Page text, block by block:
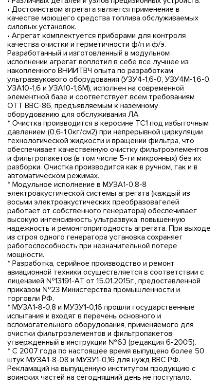
• Достоинством агрегата является применение в
качестве моющего средства топлива обслуживаемых
силовых установок.
• Агрегат комплектуется приборами для контроля
качества очистки и герметичности ф/п и ф/э.
Разработанный и изготовленный в модульном
исполнении агрегат воплотил в себе все лучшее из
накопленного ВНИИТВЧ опыта по разработкам
ультразвукового оборудования (УЗУ4-1,6-0, УЗУ4М-1,6-0,
УЗА10-1,6 и УЗА10-1,6М), исполнен на современной
элементной базе и соответствует всем требованиям
ОТТ ВВС-86, предъявляемым к наземному
оборудованию для обслуживания ЛА
* Очистка производится в керосине ТС1 под избыточным
давлением (0,6-1,0кг/см2) при непрерывной циркуляции
технологической жидкости и вращении фильтра, что
обеспечивает качественную очистку фильтроэлементов
и фильтропакетов (в том числе 5-ти микронных) без их
разборки. Очистка производится как в ручном, так и в
автоматическом режимах.
* Модульное исполнение в МУЗА1-0,8-8
электроакустической системы агрегата (каждый из
восьми электроакустических преобразователей
работает от собственного генератора) обеспечивает
высокую интенсивность ультразвука, повышенную
надежность и ремонтопригодность агрегата. При выходе
из строя одного генератора установка сохраняет
работоспособность при незначительной потере
мощности.
* Разработка, серийное производство и ремонт
авиационной техники осуществляется в соответствии с
лицензией №13191-АТ от 15.01.2015г., предоставленной
приказом №23 Министерства промышленности и
торговли РФ.
* МУЗА1-8-0,8 и МУЗУ1-0,16 прошли государственные
испытания и входят в перечень основного и
вспомогательного оборудования, применяемого для
очистки фильтроэлементов и фильтропакетов,
утвержденный в инструкции №63 (редакция 6-2005).
* C 2007 года по настоящее время выпущено более 50
штук МУЗА1-8-08 и МУЗУ1-0,16 для нужд ВВС РФ.
Рекламаций на выпущенную институтом продукцию с
воинских частей на сегодняшний день не поступало.